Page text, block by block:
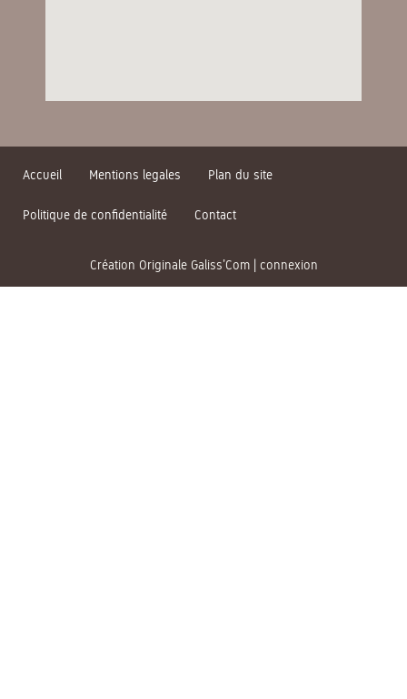
Accueil Mentions legales Plan du site
Politique de confidentialité Contact
Création Originale Galiss’Com| connexion